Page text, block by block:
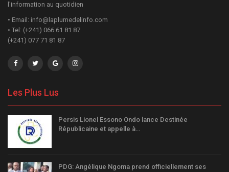
l'information au quotidien
• Email: info@laplumedelinfo.com
• Tel: (+241) 066 61 81 87
(+241) 077 71 81 87
Les Plus Lus
Persis Lionel Essono Ondo lance Destinée
Républicaine et appelle à…
PDG: Angélique Ngoma prend officiellement ses